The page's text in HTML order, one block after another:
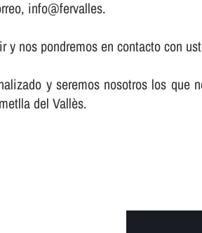
info@fervalles.
nos pondremos en contacto con
y seremos nosotros los
del Vallès.